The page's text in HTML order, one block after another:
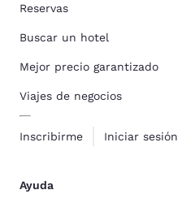
Reservas
Buscar un hotel
Mejor precio garantizado
Viajes de negocios
Inscribirme Iniciar sesión
Ayuda